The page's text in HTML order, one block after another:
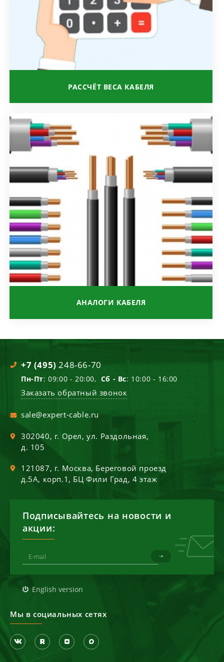
РАССЧЁТ ВЕСА КАБЕЛЯ
АНАЛОГИ КАБЕЛЯ
+7 (495) 248-66-70
Пн-Пт: 09:00 - 20:00, Сб - Вс: 10:00 - 16:00
Заказать обратный звонок
sale@expert-cable.ru
302040, г. Орел,ул. Раздольная,
д. 105
121087, г. Москва, Береговой проезд
д.5А, корп.1, БЦ Фили Град, 4 этаж
Подписывайтесь на новости и
акции:
English version
Мы в социальных сетях